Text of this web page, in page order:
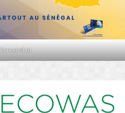
Screenshot